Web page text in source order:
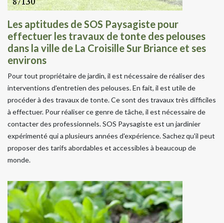
Les aptitudes de SOS Paysagiste pour
effectuer les travaux de tonte des pelouses
dans la ville de La Croisille Sur Briance et ses
environs
Pour tout propriétaire de jardin, il est nécessaire de réaliser des
interventions d'entretien des pelouses. En fait, il est utile de
procéder à des travaux de tonte. Ce sont des travaux très difficiles
à effectuer. Pour réaliser ce genre de tâche, il est nécessaire de
contacter des professionnels. SOS Paysagiste est un jardinier
expérimenté qui a plusieurs années d'expérience. Sachez qu'il peut
proposer des tarifs abordables et accessibles à beaucoup de
monde.